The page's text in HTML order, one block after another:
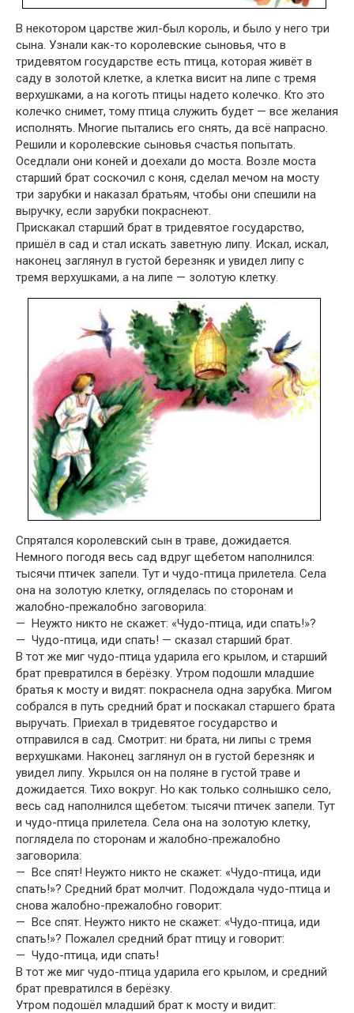
В некотором царстве жил-был король, и было у него три
сына. Узна­ли как-то королевские сыновья, что в
тридевятом государстве есть птица, которая живёт в
саду в золотой клетке, а клетка висит на липе с тремя
верхушками, а на коготь птицы надето колечко. Кто это
колечко снимет, тому птица служить будет — все желания
исполнять. Многие пытались его снять, да всё напрасно.
Решили и королевские сыновья счастья попы­тать.
Оседлали они коней и доехали до моста. Возле моста
старший брат соскочил с коня, сделал мечом на мосту
три зарубки и наказал братьям, чтобы они спешили на
выручку, если зарубки покраснеют.
Прискакал старший брат в тридевятое государство,
пришёл в сад и стал искать заветную липу. Искал, искал,
наконец заглянул в густой березняк и увидел липу с
тремя верхушками, а на липе — золотую клетку.
Спрятался королевский сын в траве, дожидается.
Немного погодя весь сад вдруг щебетом наполнился:
тысячи птичек запели. Тут и чудо-птица прилетела. Села
она на золотую клетку, огляделась по сторонам и
жалобно-прежалобно заговорила:
— Неужто никто не скажет: «Чудо-птица, иди спать!»?
— Чудо-птица, иди спать! — сказал старший брат.
В тот же миг чудо-птица ударила его крылом, и старший
брат превра­тился в берёзку. Утром подошли младшие
братья к мосту и видят: покраснела одна зарубка. Мигом
собрался в путь средний брат и поскакал старшего брата
выручать. Приехал в тридевятое государство и
отправился в сад. Смотрит: ни брата, ни липы с тремя
верхушками. Наконец заглянул он в густой березняк и
увидел липу. Укрылся он на поляне в густой траве и
дожидает­ся. Тихо вокруг. Но как только солнышко село,
весь сад наполнился щебе­том: тысячи птичек запели. Тут
и чудо-птица прилетела. Села она на золо­тую клетку,
поглядела по сторонам и жалобно-прежалобно
заговорила:
— Все спят! Неужто никто не скажет: «Чудо-птица, иди
спать!»? Средний брат молчит. Подождала чудо-птица и
снова жалобно-прежалобно говорит:
— Все спят. Неужто никто не скажет: «Чудо-птица, иди
спать!»? Пожалел средний брат птицу и говорит:
— Чудо-птица, иди спать!
В тот же миг чудо-птица ударила его крылом, и средний
брат превра­тился в берёзку.
Утром подошёл младший брат к мосту и видит: